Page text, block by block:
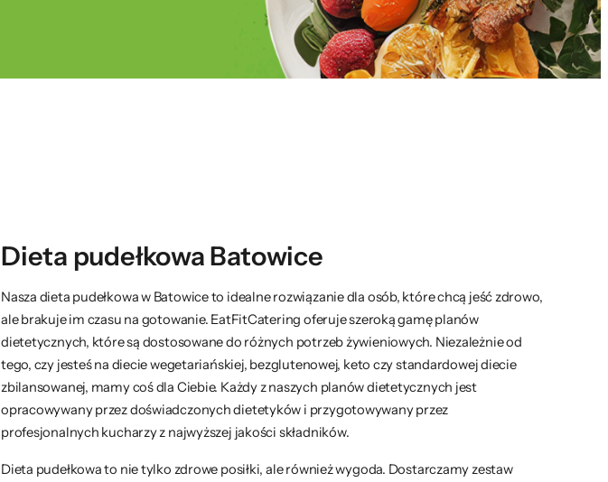
Dieta pudełkowa Batowice
Nasza dieta pudełkowa w Batowice to idealne rozwiązanie dla osób, które chcą jeść zdrowo,
ale brakuje im czasu na gotowanie. EatFitCatering oferuje szeroką gamę planów
dietetycznych, które są dostosowane do różnych potrzeb żywieniowych. Niezależnie od
tego, czy jesteś na diecie wegetariańskiej, bezglutenowej, keto czy standardowej diecie
zbilansowanej, mamy coś dla Ciebie. Każdy z naszych planów dietetycznych jest
opracowywany przez doświadczonych dietetyków i przygotowywany przez
profesjonalnych kucharzy z najwyższej jakości składników.
Dieta pudełkowa to nie tylko zdrowe posiłki, ale również wygoda. Dostarczamy zestaw